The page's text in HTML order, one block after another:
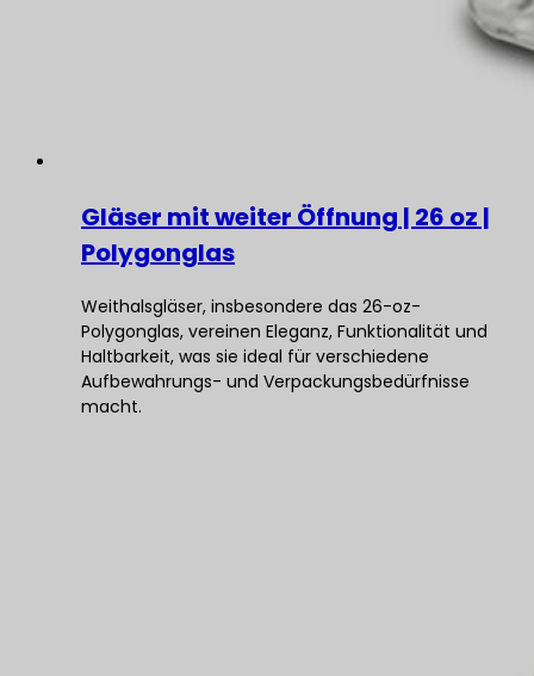
Gläser mit weiter Öffnung | 26 oz |
Polygonglas
Weithalsgläser, insbesondere das 26-oz-
Polygonglas, vereinen Eleganz, Funktionalität und
Haltbarkeit, was sie ideal für verschiedene
Aufbewahrungs- und Verpackungsbedürfnisse
macht.